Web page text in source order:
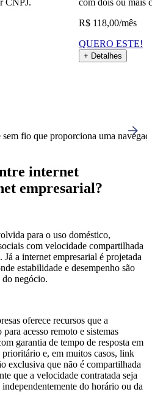
R$ 118,00/mês
QUERO ESTE!
+ Detalhes
fio que proporciona uma
internet
empresarial?
para o uso doméstico,
com velocidade compartilhada
Já a internet empresarial é projetada
estabilidade e desempenho são
do negócio.
oferece recursos que a
acesso remoto e sistemas
garantia de tempo de resposta em
e, em muitos casos, link
exclusiva que não é compartilhada
que a velocidade contratada seja
do horário ou da